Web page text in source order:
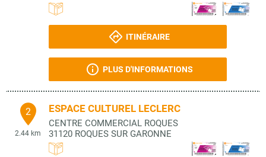
ITINÉRAIRE
PLUS D'INFORMATIONS
2
2.44 km
ESPACE CULTUREL LECLERC
CENTRE COMMERCIAL ROQUES
31120 ROQUES SUR GARONNE